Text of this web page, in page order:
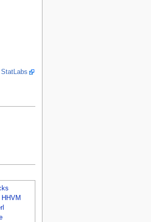
StatLabs
HHVM